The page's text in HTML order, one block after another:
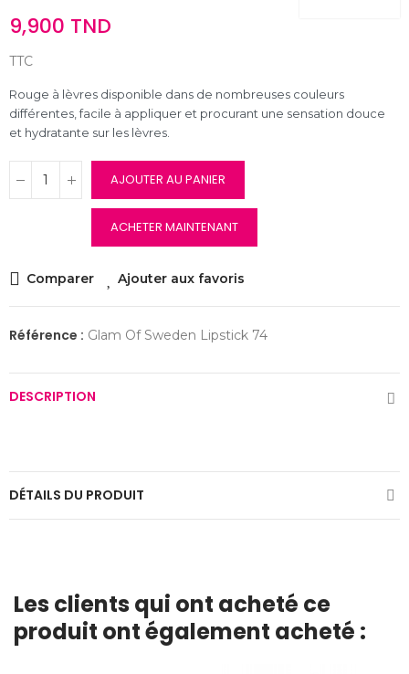
9,900 TND
TTC
Rouge à lèvres disponible dans de nombreuses couleurs
différentes, facile à appliquer et procurant une sensation douce
et hydratante sur les lèvres.
AJOUTER AU PANIER
ACHETER MAINTENANT
Comparer Ajouter aux favoris
Référence : Glam Of Sweden Lipstick 74
DESCRIPTION
DÉTAILS DU PRODUIT
Les clients qui ont acheté ce
produit ont également acheté :